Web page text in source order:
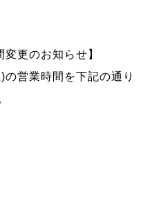
更のお知らせ】
営業時間を下記の通り